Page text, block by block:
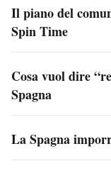
Il piano del
Spin Time
Cosa vuol dire
Spagna
La Spagna